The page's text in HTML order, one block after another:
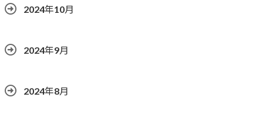
2024年10月
2024年9月
2024年8月